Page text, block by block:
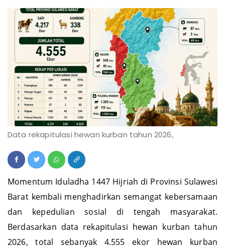
Data rekapitulasi hewan kurban tahun 2026,
Momentum Iduladha 1447 Hijriah di Provinsi Sulawesi
Barat kembali menghadirkan semangat kebersamaan
dan kepedulian sosial di tengah masyarakat.
Berdasarkan data rekapitulasi hewan kurban tahun
2026, total sebanyak 4.555 ekor hewan kurban